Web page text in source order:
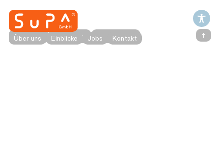
Über uns Einblicke Jobs Kontakt
Instagram Impressum Datenschutz ↑